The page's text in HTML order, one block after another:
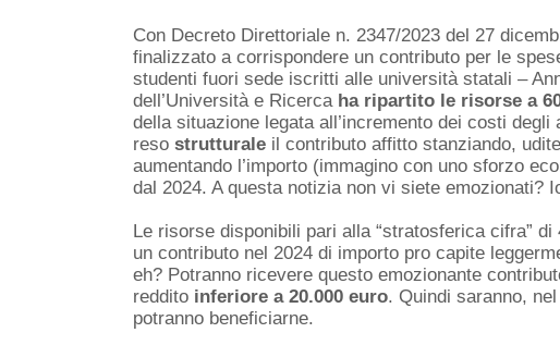
Con Decreto Direttoriale n. 2347/2023 del 27
finalizzato a corrispondere un contributo per le
studenti fuori sede iscritti alle università statali –
dell’Università e Ricerca ha ripartito le risorse a
della situazione legata all’incremento dei costi
reso strutturale il contributo affitto stanziando,
aumentando l’importo (immagino con uno sforzo
dal 2024. A questa notizia non vi siete emozionati?
Le risorse disponibili pari alla “stratosferica cifra”
un contributo nel 2024 di importo pro capite
eh? Potranno ricevere questo emozionante
reddito inferiore a 20.000 euro. Quindi saranno,
potranno beneficiarne.